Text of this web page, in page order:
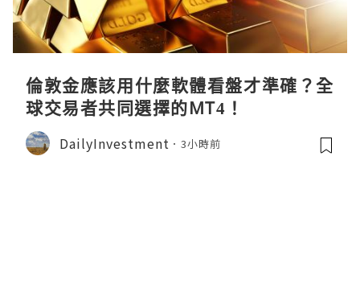
倫敦金應該用什麼軟體看盤才準確？全
球交易者共同選擇的MT4！
DailyInvestment 3小時前